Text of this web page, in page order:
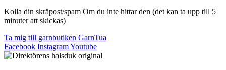
Kolla din skräpost/spam Om du inte hittar den (det kan ta upp till 5
minuter att skickas)
Ta mig till garnbutiken GarnTua
Facebook InstagramYoutube